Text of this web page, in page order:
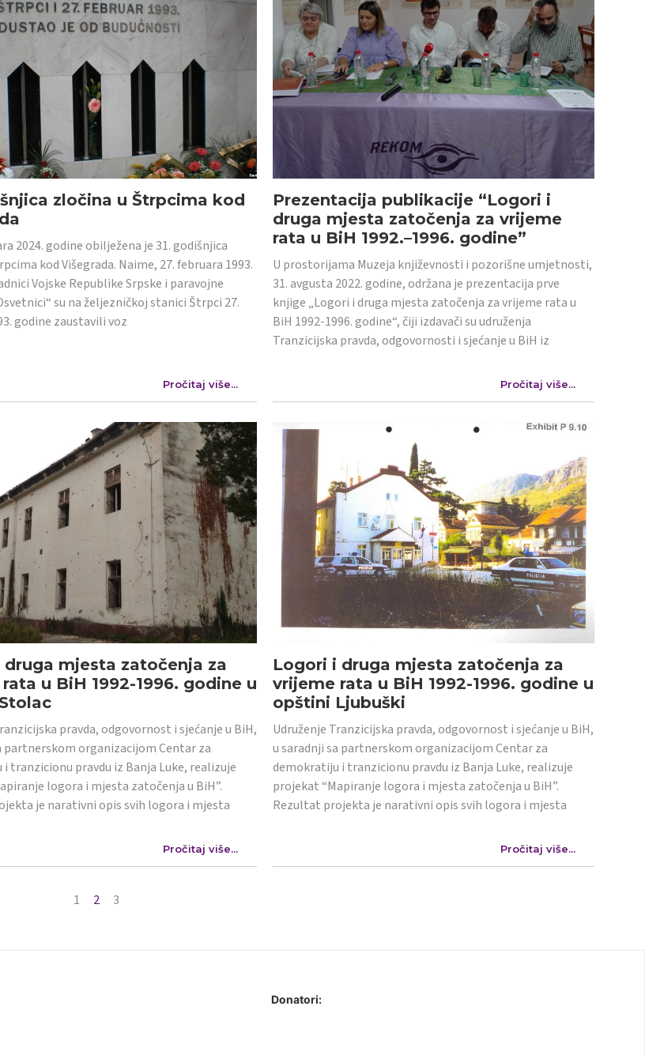
zločina u Štrpcima kod
2024. godine obilježena je 31. godišnjica
kod Višegrada. Naime, 27. februara 1993.
Vojske Republike Srpske i paravojne
su na željezničkoj stanici Štrpci 27.
godine zaustavili voz
Pročitaj više...
Prezentacija publikacije “Logori i
druga mjesta zatočenja za vrijeme
rata u BiH 1992.–1996. godine”
U prostorijama Muzeja književnosti i pozorišne umjetnosti,
31. avgusta 2022. godine, održana je prezentacija prve
knjige „Logori i druga mjesta zatočenja za vrijeme rata u
BiH 1992-1996. godine“, čiji izdavači su udruženja
Tranzicijska pravda, odgovornosti i sjećanje u BiH iz
Pročitaj više...
druga mjesta zatočenja za
u BiH 1992-1996. godine u
pravda, odgovornost i sjećanje u BiH,
partnerskom organizacijom Centar za
tranzicionu pravdu iz Banja Luke, realizuje
logora i mjesta zatočenja u BiH”.
je narativni opis svih logora i mjesta
Pročitaj više...
Logori i druga mjesta zatočenja za
vrijeme rata u BiH 1992-1996. godine u
opštini Ljubuški
Udruženje Tranzicijska pravda, odgovornost i sjećanje u BiH,
u saradnji sa partnerskom organizacijom Centar za
demokratiju i tranzicionu pravdu iz Banja Luke, realizuje
projekat “Mapiranje logora i mjesta zatočenja u BiH”.
Rezultat projekta je narativni opis svih logora i mjesta
Pročitaj više...
1 2 3
Donatori: